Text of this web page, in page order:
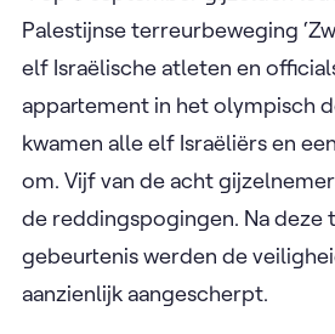
Palestijnse terreurbeweging
elf Israëlische atleten en
appartement in het olympisch
kwamen alle elf Israëliërs en
om. Vijf van de acht
de reddingspogingen. Na deze
gebeurtenis werden de
aanzienlijk aangescherpt.